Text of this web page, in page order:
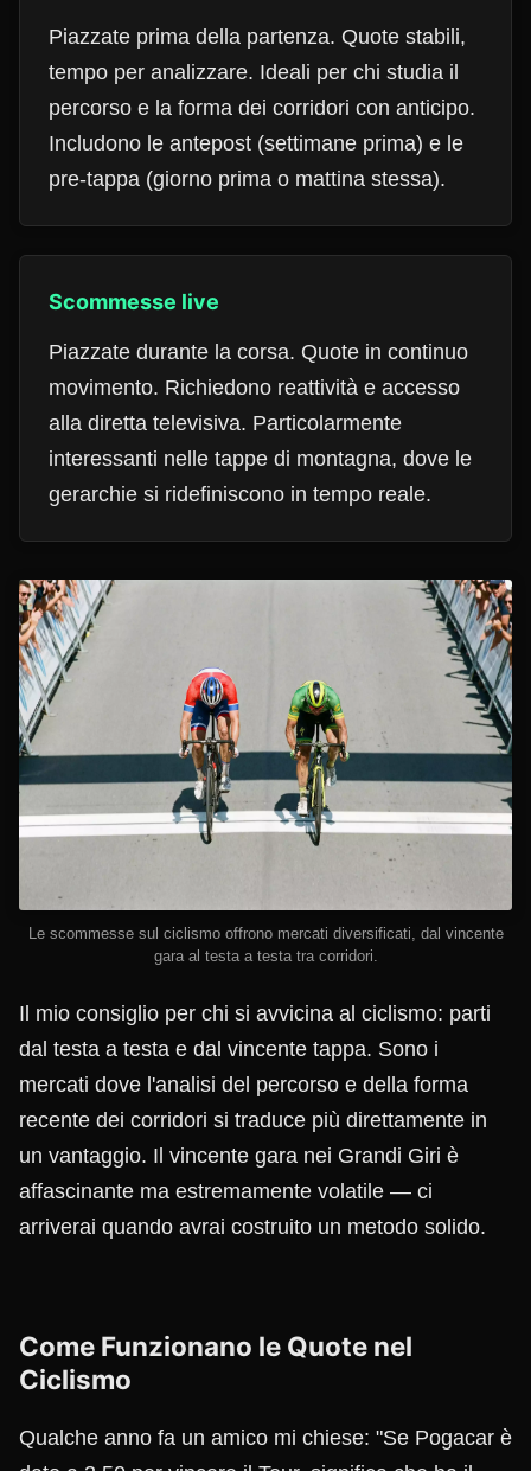
Piazzate prima della partenza. Quote stabili,
tempo per analizzare. Ideali per chi studia il
percorso e la forma dei corridori con anticipo.
Includono le antepost (settimane prima) e le
pre-tappa (giorno prima o mattina stessa).
Scommesse live
Piazzate durante la corsa. Quote in continuo
movimento. Richiedono reattività e accesso
alla diretta televisiva. Particolarmente
interessanti nelle tappe di montagna, dove le
gerarchie si ridefiniscono in tempo reale.
Le scommesse sul ciclismo offrono mercati diversificati, dal vincente
gara al testa a testa tra corridori.
Il mio consiglio per chi si avvicina al ciclismo: parti
dal testa a testa e dal vincente tappa. Sono i
mercati dove l'analisi del percorso e della forma
recente dei corridori si traduce più direttamente in
un vantaggio. Il vincente gara nei Grandi Giri è
affascinante ma estremamente volatile — ci
arriverai quando avrai costruito un metodo solido.
Come Funzionano le Quote nel
Ciclismo
Qualche anno fa un amico mi chiese: "Se Pogacar è